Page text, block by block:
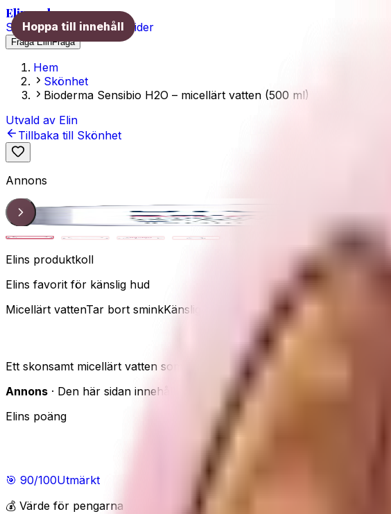
Hoppa till innehåll
Elins val
SkönhetHälsa TräningGuider
Fråga ElinFråga
Hem
Skönhet
Bioderma Sensibio H2O – micellärt vatten (500 ml)
Utvald av Elin
Tillbaka till Skönhet
Annons
Sensibio H2O
1/ 4
Elins produktkoll
Elins favorit för känslig hud
Micellärt vattenTar bort sminkKänslig hud
Bioderma Sensibio H2O – micellärt vatten
Ett skonsamt micellärt vatten som rengör och tar bort smink utan
Annons · Den här sidan innehåller reklamlänkar. Om du handlar via
Elins poäng
🎯 90/100Utmärkt
💰 Värde för pengarna